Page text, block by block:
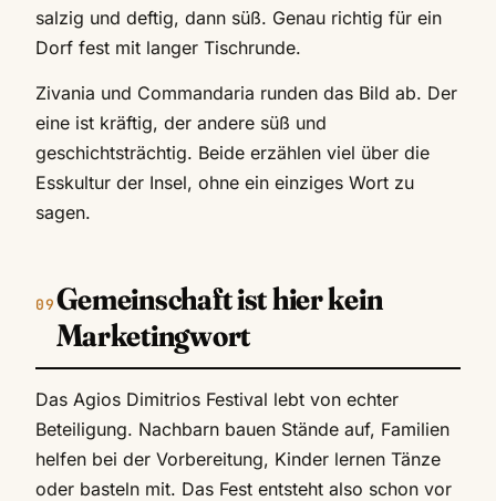
salzig und deftig, dann süß. Genau richtig für ein
Dorf fest mit langer Tischrunde.
Zivania und Commandaria runden das Bild ab. Der
eine ist kräftig, der andere süß und
geschichtsträchtig. Beide erzählen viel über die
Esskultur der Insel, ohne ein einziges Wort zu
sagen.
Gemeinschaft ist hier kein
Marketingwort
Das Agios Dimitrios Festival lebt von echter
Beteiligung. Nachbarn bauen Stände auf, Familien
helfen bei der Vorbereitung, Kinder lernen Tänze
oder basteln mit. Das Fest entsteht also schon vor